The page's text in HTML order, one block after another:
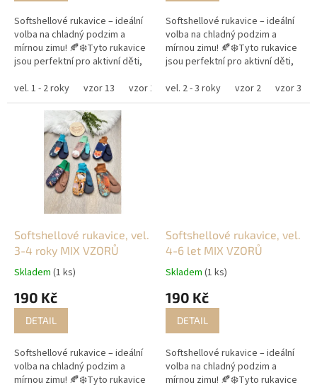
Softshellové rukavice – ideální
volba na chladný podzim a
mírnou zimu! 🍂❄️Tyto rukavice
jsou perfektní pro aktivní děti,
potřebují udržet ruce v teple.
Díky fleesové...
vel. 1 - 2 roky vzor 13 vzor 14 vzor 15 vzor 16 vzor 17
Softshellové rukavice – ideální
volba na chladný podzim a
mírnou zimu! 🍂❄️Tyto rukavice
jsou perfektní pro aktivní děti,
potřebují udržet ruce v teple.
Díky fleesové...
vel. 2 - 3 roky vzor 2 vzor 3
Softshellové rukavice, vel.
3-4 roky MIX VZORŮ
Skladem (1 ks)
190 Kč
DETAIL
Softshellové rukavice – ideální
volba na chladný podzim a
mírnou zimu! 🍂❄️Tyto rukavice
Softshellové rukavice, vel.
4-6 let MIX VZORŮ
Skladem (1 ks)
190 Kč
DETAIL
Softshellové rukavice – ideální
volba na chladný podzim a
mírnou zimu! 🍂❄️Tyto rukavice